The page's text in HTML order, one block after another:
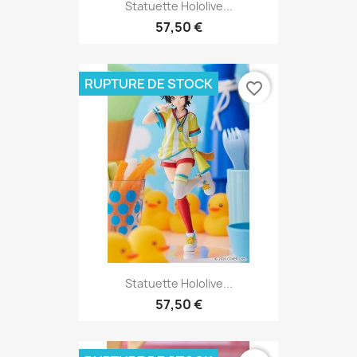
Statuette Hololive...
57,50 €
Statuette Hololive...
57,50 €
RUPTURE DE STOCK favorite_border